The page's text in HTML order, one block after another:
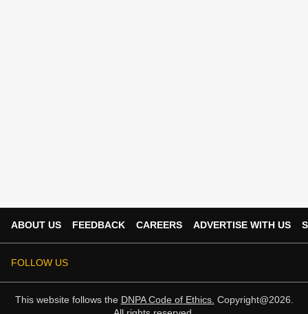
ABOUT US FEEDBACK CAREERS ADVERTISE WITH US
FOLLOW US
This website follows the DNPA Code of Ethics. Copyright@2026.